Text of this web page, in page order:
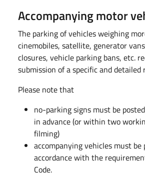
Accompanying motor
The parking of vehicles weighing
cinemobiles, satellite, generator
closures, vehicle parking bans, etc.
submission of a specific and detailed
Please note that
no-parking signs must be
in advance (or within two
filming)
accompanying vehicles must be
accordance with the
Code.